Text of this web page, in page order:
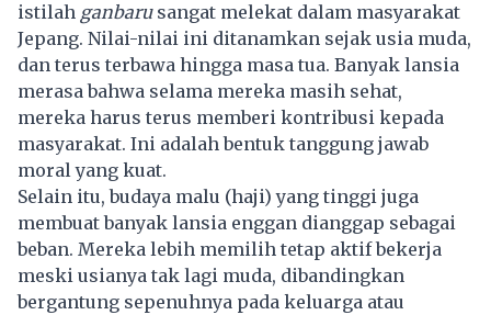
istilah ganbarusangat melekat dalam masyarakat
Jepang. Nilai-nilai ini ditanamkan sejak usia muda,
dan terus terbawa hingga masa tua. Banyak lansia
merasa bahwa selama mereka masih sehat,
mereka harus terus memberi kontribusi kepada
masyarakat. Ini adalah bentuk tanggung jawab
moral yang kuat.
Selain itu, budaya malu (haji) yang tinggi juga
membuat banyak lansia enggan dianggap sebagai
beban. Mereka lebih memilih tetap aktif bekerja
meski usianya tak lagi muda, dibandingkan
bergantung sepenuhnya pada keluarga atau